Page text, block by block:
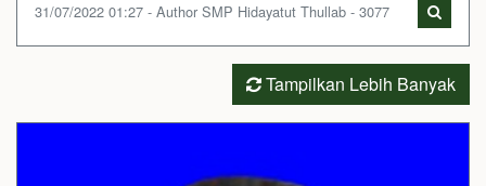
31/07/2022 01:27 - Author SMP Hidayatut Thullab - 3077
Tampilkan Lebih Banyak